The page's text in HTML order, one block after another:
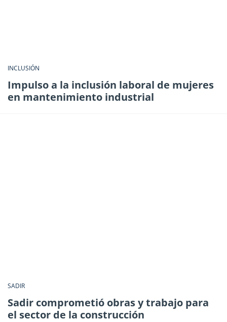
INCLUSIÓN
Impulso a la inclusión laboral de mujeres
en mantenimiento industrial
SADIR
Sadir comprometió obras y trabajo para
el sector de la construcción